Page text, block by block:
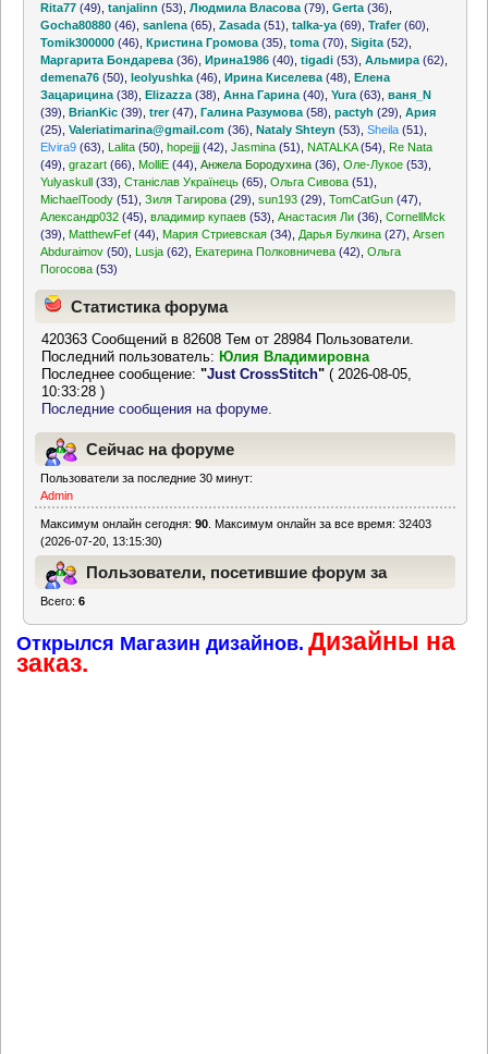
Rita77 (49) ,tanjalinn (53) ,Людмила Власова (79) ,Gerta (36)
Gocha80880 (46) ,sanlena (65) ,Zasada (51) ,talka-ya (69) ,Trafer(60)
Tomik300000 (46) ,Кристина Громова (35) ,toma (70) ,Sigita (52)
Маргарита Бондарева (36) ,Ирина1986 (40) ,tigadi (53) ,Альмира (62)
demena76 (50) ,leolyushka (46) ,Ирина Киселева (48) ,Елена
Зацарицина (38) ,Elizazza (38) ,Анна Гарина (40) ,Yura (63) ,ваня_N
(39) ,BrianKic (39) ,trer(47) ,Галина Разумова (58) ,pactyh (29) ,Ария
(25) ,Valeriatimarina@gmail.com (36) ,Nataly Shteyn (53) ,Sheila (51)
Elvira9 (63) Lalita (50) ,hopejjj (42) ,Jasmina (51) NATALKA(54)
Re Nata
(49) ,grazart (66) MolliE (44) ,Анжела Бородухина (36) ,Оле-Лукое (53)
Yulyaskull (33) ,Станіслав Українець (65) ,Ольга Сивова (51)
MichaelToody (51) ,Зиля Тагирова (29) ,sun193 (29) ,TomCatGun (47)
Александр032 (45) ,владимир купаев (53) ,Анастасия Ли (36) ,CornellMck
(39)
MatthewFef (44) Мария Стриевская (34) Дарья Булкина (27) ,Arsen
Abduraimov (50) Lusja (62) Екатерина Полковничева (42) ,Ольга
Погосова (53)
Статистика форума
420363 Сообщений в 82608 Тем от 28984 Пользователи.
Последний пользователь: Юлия Владимировна
Последнее сообщение:"Just CrossStitch" ( 2026-08-05,
10:33:28 )
Последние сообщения на форуме.
Сейчас на форуме
Пользователи за последние 30 минут:
Admin
Максимум онлайн сегодня:90 . Максимум онлайн за все время: 32403
(2026-07-20, 13:15:30)
Пользователи, посетившие форум за
Всего:6
Открылся Магазин дизайнов. Дизайны на
заказ.